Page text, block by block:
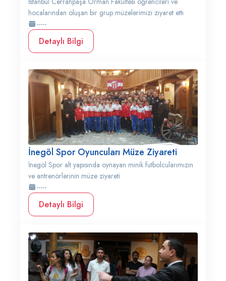
hocalarından oluşan bir grup müzelerimizi ziyaret etti
-----
Detaylı Bilgi
İnegöl Spor Oyuncuları Müze Ziyareti
İnegöl Spor alt yapısında oynayan minik futbolcularımızın
ve antrenörlerinin müze ziyareti
-----
Detaylı Bilgi